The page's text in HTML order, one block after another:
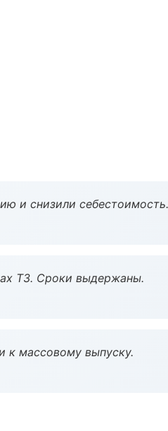
и снизили себестоимость.
ТЗ. Сроки выдержаны.
к массовому выпуску.